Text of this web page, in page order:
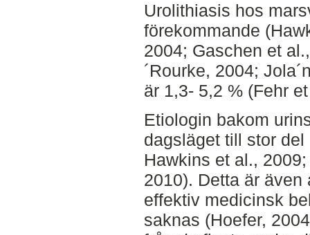
Urolithiasis hos
förekommande
2004; Gaschen et
´Rourke, 2004;
är 1,3- 5,2 % (Fehr
Etiologin bakom
dagsläget till stor
Hawkins et al.,
2010). Detta är
effektiv medicinsk
saknas (Hoefer,